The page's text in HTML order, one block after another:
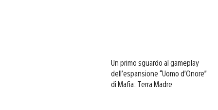
Un primo sguardo al gameplay
dell’espansione “Uomo d’Onore”
di Mafia: Terra Madre